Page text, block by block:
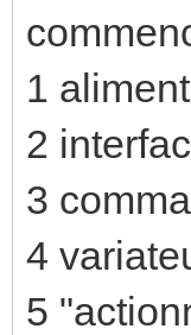
1
2
3
4
5